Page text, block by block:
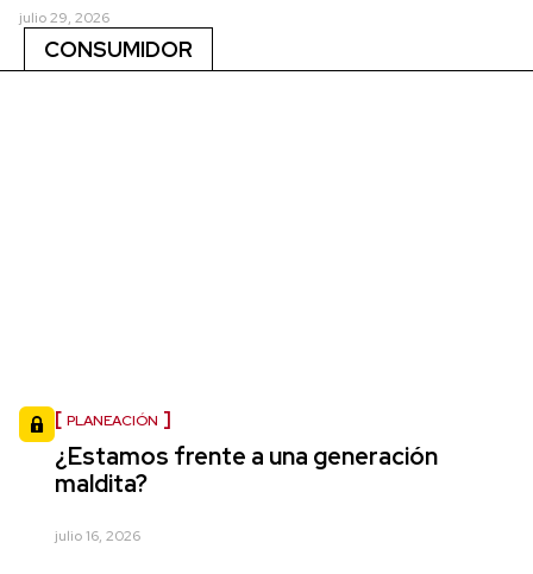
julio 29, 2026
CONSUMIDOR
PLANEACIÓN
¿Estamos frente a una generación
maldita?
julio 16, 2026